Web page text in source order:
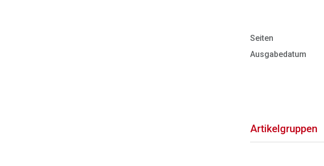
Seiten
Ausgabedatum
Artikelgruppen